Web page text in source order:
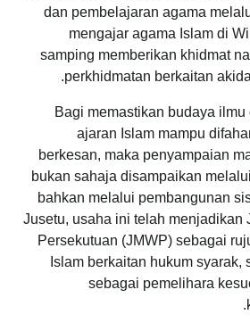
dan pembelajaran agama
mengajar agama Islam di
samping memberikan khidmat
perkhidmatan berkaitan
Bagi memastikan budaya
ajaran Islam mampu
berkesan, maka penyampaian
bukan sahaja disampaikan
bahkan melalui pembangunan
Jusetu, usaha ini telah menjadikan
Persekutuan (JMWP) sebagai
Islam berkaitan hukum syarak,
sebagai pemelihara